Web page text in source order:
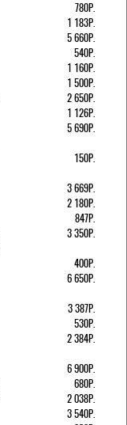
780Р.
1 183Р.
5 660Р.
540Р.
1 160Р.
1 500Р.
2 650Р.
1 126Р.
5 690Р.
150Р.
3 669Р.
2 180Р.
847Р.
3 350Р.
400Р.
6 650Р.
3 387Р.
530Р.
2 384Р.
6 900Р.
680Р.
2 038Р.
3 540Р.